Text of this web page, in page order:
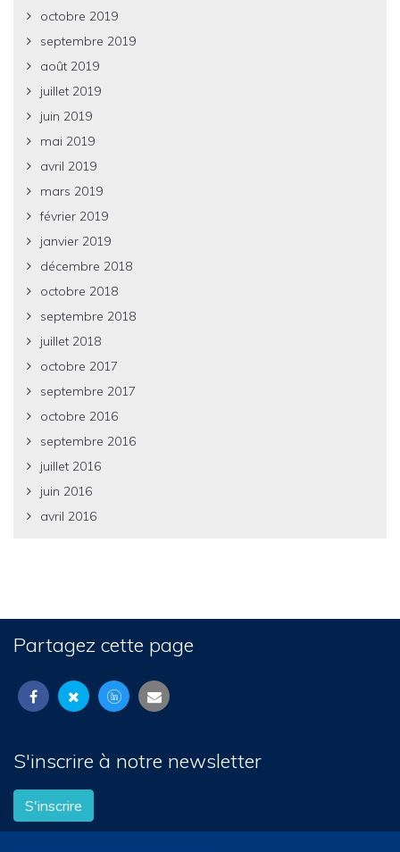
octobre 2019
septembre 2019
août 2019
juillet 2019
juin 2019
mai 2019
avril 2019
mars 2019
février 2019
janvier 2019
décembre 2018
octobre 2018
septembre 2018
juillet 2018
octobre 2017
septembre 2017
octobre 2016
septembre 2016
juillet 2016
juin 2016
avril 2016
Partagez cette page
S'inscrire à notre newsletter
S'inscrire